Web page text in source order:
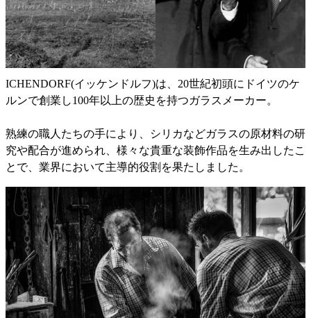
ICHENDORF(イッケンドルフ)は、20世紀初頭にドイツのケ
ルンで創業し100年以上の歴史を持つガラスメーカー。
熟練の職人たちの手により、シリカなどガラスの原材料の研
究や配合が進められ、様々な貴重な装飾作品を生み出したこ
とで、業界において主導的役割を果たしました。